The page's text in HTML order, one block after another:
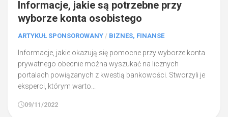
Informacje, jakie są potrzebne przy
wyborze konta osobistego
ARTYKUŁ SPONSOROWANY / BIZNES, FINANSE
Informacje, jakie okazują się pomocne przy wyborze konta
prywatnego obecnie można wyszukać na licznych
portalach powiązanych z kwestią bankowości. Stworzyli je
eksperci, którym warto...
09/11/2022